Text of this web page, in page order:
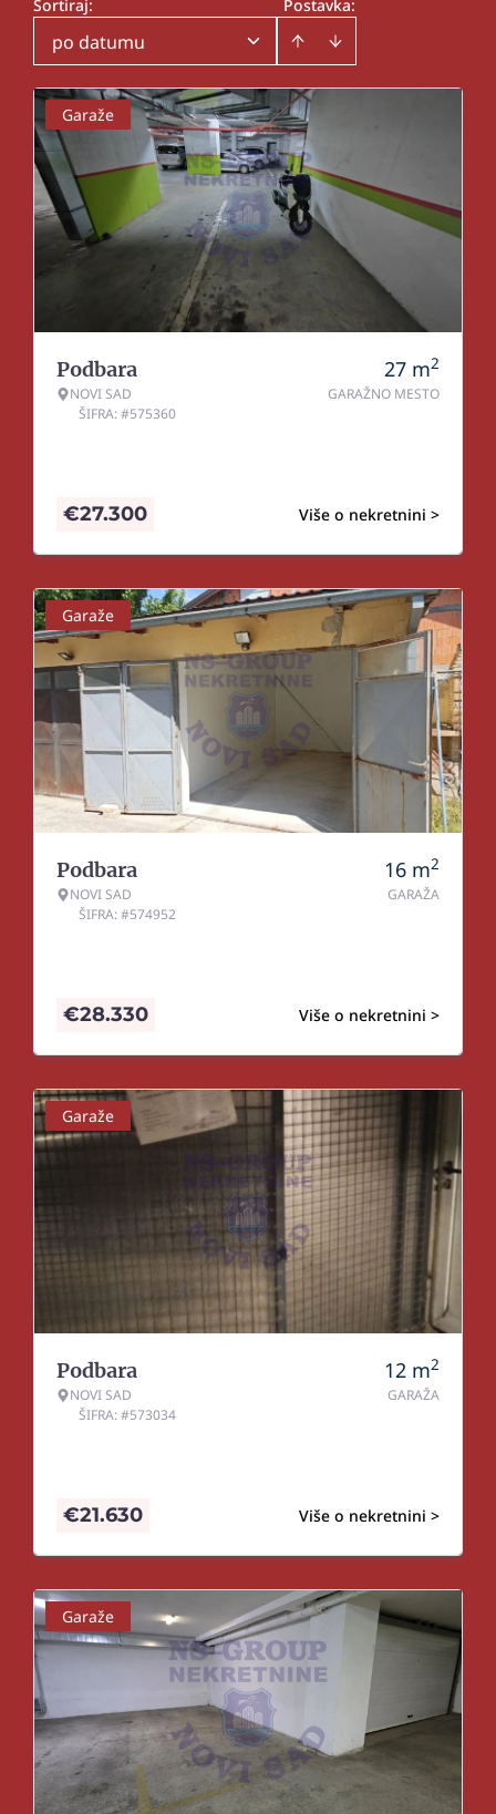
Postavka:
Sortiraj:
po datumu
Garaže
Podbara
NOVI SAD
ŠIFRA: #575360
27 m2
GARAŽNO MESTO
Više o nekretnini >
€27.300
Garaže
Podbara
NOVI SAD
ŠIFRA: #574952
16 m2
GARAŽA
Više o nekretnini >
€28.330
Garaže
Podbara
NOVI SAD
ŠIFRA: #573034
12 m2
GARAŽA
Više o nekretnini >
€21.630
Garaže